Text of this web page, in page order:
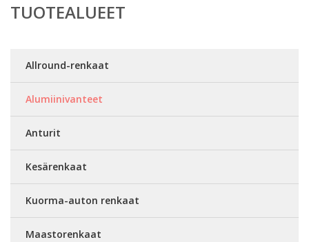
TUOTEALUEET
Allround-renkaat
Alumiinivanteet
Anturit
Kesärenkaat
Kuorma-auton renkaat
Maastorenkaat